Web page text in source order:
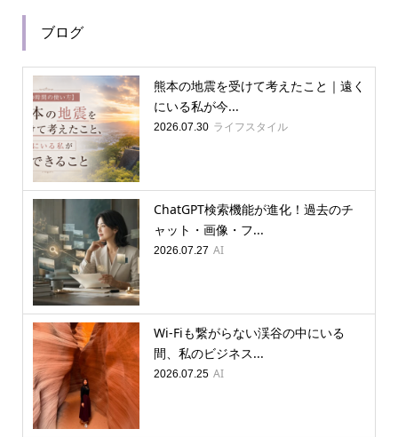
ブログ
熊本の地震を受けて考えたこと｜遠く
にいる私が今...
2026.07.30 ライフスタイル
ChatGPT検索機能が進化！過去のチ
ャット・画像・フ...
2026.07.27 AI
Wi-Fiも繋がらない渓谷の中にいる
間、私のビジネス...
2026.07.25 AI